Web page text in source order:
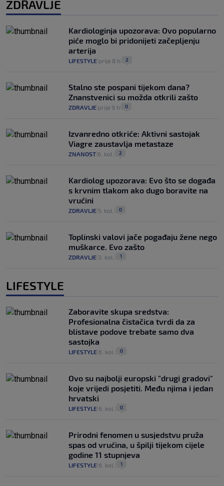
ZDRAVLJE
Kardiologinja upozorava: Ovo popularno
piće moglo bi pridonijeti začepljenju
arterija
LIFESTYLE prije 8 h 2
Stalno ste pospani tijekom dana?
Znanstvenici su možda otkrili zašto
ZDRAVLJE prije 9 h 0
Izvanredno otkriće: Aktivni sastojak
Viagre zaustavlja metastaze
ZNANOST 6. kol. 2
Kardiolog upozorava: Evo što se događa
s krvnim tlakom ako dugo boravite na
vrućini
ZDRAVLJE 5. kol. 0
Toplinski valovi jače pogađaju žene nego
muškarce. Evo zašto
ZDRAVLJE 3. kol. 1
LIFESTYLE
Zaboravite skupa sredstva:
Profesionalna čistačica tvrdi da za
blistave podove trebate samo dva
sastojka
LIFESTYLE 6. kol. 0
Ovo su najbolji europski "drugi gradovi"
koje vrijedi posjetiti. Među njima i jedan
hrvatski
LIFESTYLE 6. kol. 0
Prirodni fenomen u susjedstvu pruža
spas od vrućina, u špilji tijekom cijele
godine 11 stupnjeva
LIFESTYLE 6. kol. 1